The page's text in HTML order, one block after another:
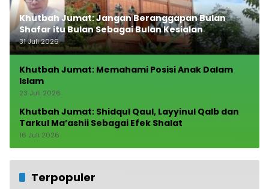
Khutbah Jumat: Jangan Beranggapan Bulan
Shafar itu Bulan Sebagai Bulan Kesialan
31 Juli 2026
Khutbah Jumat: Memahami Posisi Anak Dalam
Islam
23 Juli 2026
Khutbah Jumat: Shidqul Qaul, Layyinul Qalb dan
Tarkul Ma’ashii Sebagai Efek Shalat
16 Juli 2026
Terpopuler